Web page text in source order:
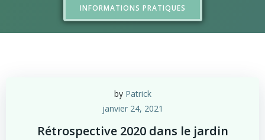
INFORMATIONS PRATIQUES
by Patrick
janvier 24, 2021
Rétrospective 2020 dans le jardin